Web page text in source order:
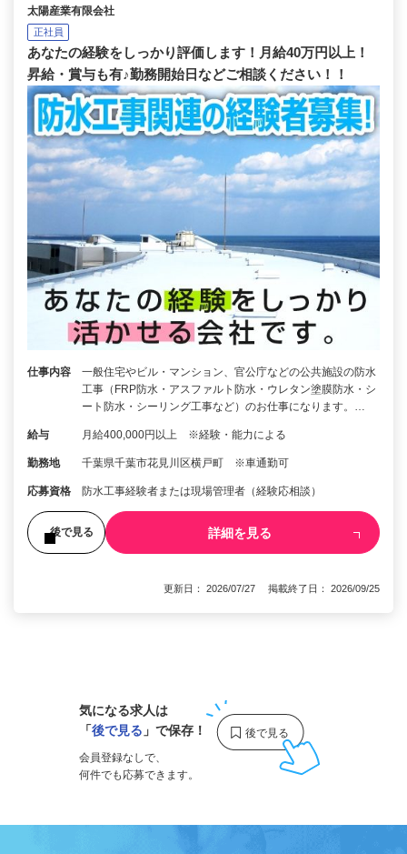
太陽産業有限会社
正社員
あなたの経験をしっかり評価します！月給40万円以上！
昇給・賞与も有♪勤務開始日などご相談ください！！
仕事内容
一般住宅やビル・マンション、官公庁などの公共施設の防水
工事（FRP防水・アスファルト防水・ウレタン塗膜防水・シ
ート防水・シーリング工事など）のお仕事になります。…
給与 月給400,000円以上 ※経験・能力による
勤務地 千葉県千葉市花見川区横戸町 ※車通勤可
応募資格 防水工事経験者または現場管理者（経験応相談）
後で見る 詳細を見る
更新日： 2026/07/27 掲載終了日： 2026/09/25
気になる求人は
「後で見る 」で保存！
会員登録なしで、
何件でも応募できます。